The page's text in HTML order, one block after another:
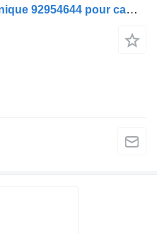
Unité de commande électronique 92954644 pour camion IVECO ETI (Electronic Trailer Interface)